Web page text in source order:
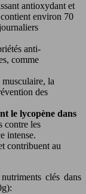
antioxydant et
environ 70
anti-
comme
la
des
le lycopène dans
contre les
intense.
contribuent au
clés dans